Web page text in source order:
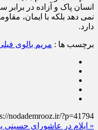
انسان پاک و آزاده در
نمی‌ دهد بلکه با ایمان،
دارد.
برچسب ها : مریم بالوی
nodademrooz.ir/?p=41794
« ایلام در عاشورای